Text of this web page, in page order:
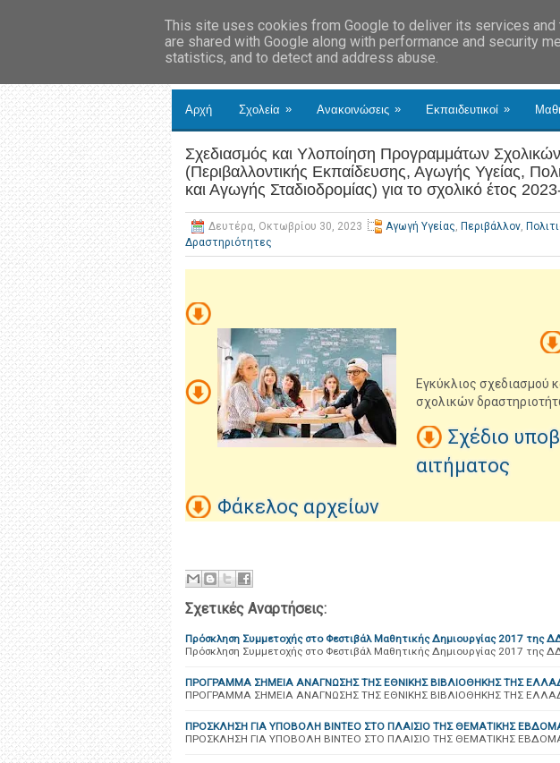
Αρχή Σχολεία » Ανακοινώσεις » Εκπαιδευτικοί »
Σχεδιασμός και Υλοποίηση Προγραμμάτων
(Περιβαλλοντικής Εκπαίδευσης, Αγωγής Υγείας,
και Αγωγής Σταδιοδρομίας) για το σχολικό έτος
Δευτέρα, Οκτωβρίου 30, 2023 Αγωγή Υγείας, Περιβάλλον,
Δραστηριότητες
Eγκύκλιος σχεδιασμού
σχολικών
Σχέδιο
αιτήματος
Φάκελος αρχείων
Σχετικές Αναρτήσεις:
Πρόσκληση Συμμετοχής στο Φεστιβάλ Μαθητικής Δημιουργίας 2017 της
Πρόσκληση Συμμετοχής στο Φεστιβάλ Μαθητικής Δημιουργίας 2017 της
ΠΡΟΓΡΑΜΜΑ ΣΗΜΕΙΑ ΑΝΑΓΝΩΣΗΣ ΤΗΣ ΕΘΝΙΚΗΣ ΒΙΒΛΙΟΘΗΚΗΣ ΤΗΣ
ΠΡΟΓΡΑΜΜΑ ΣΗΜΕΙΑ ΑΝΑΓΝΩΣΗΣ ΤΗΣ ΕΘΝΙΚΗΣ ΒΙΒΛΙΟΘΗΚΗΣ ΤΗΣ
ΠΡΟΣΚΛΗΣΗ ΓΙΑ ΥΠΟΒΟΛΗ ΒΙΝΤΕΟ ΣΤΟ ΠΛΑΙΣΙΟ ΤΗΣ ΘΕΜΑΤΙΚΗΣ
ΠΡΟΣΚΛΗΣΗ ΓΙΑ ΥΠΟΒΟΛΗ ΒΙΝΤΕΟ ΣΤΟ ΠΛΑΙΣΙΟ ΤΗΣ ΘΕΜΑΤΙΚΗΣ
This site uses cookies from Google to deliver its services and
are shared with Google along with performance and security
statistics, and to detect and address abuse.